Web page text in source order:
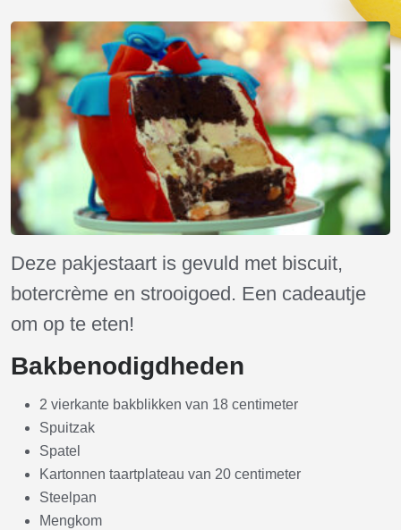
Deze pakjestaart is gevuld met biscuit,
botercrème en strooigoed. Een cadeautje
om op te eten!
Bakbenodigdheden
2 vierkante bakblikken van 18 centimeter
Spuitzak
Spatel
Kartonnen taartplateau van 20 centimeter
Steelpan
Mengkom